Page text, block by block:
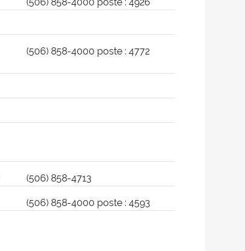
(506) 858-4000 poste : 4772
(506) 858-4713
(506) 858-4000 poste : 4593